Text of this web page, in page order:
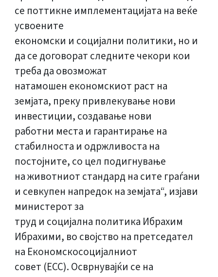
се поттикне имплементацијата на веќе
усвоените
економски и социјални политики, но и
да се договорат следните чекори кои
треба да овозможат
натамошен економскиот раст на
земјата, преку привлекување нови
инвестиции, создавање нови
работни места и гарантирање на
стабилноста и одржливоста на
постојните, со цел подигнување
на животниот стандард на сите граѓани
и севкупен напредок на земјата“, изјави
министерот за
труд и социјална политика Ибрахим
Ибрахими, во својство на претседател
на Економскосоцијалниот
совет (ЕСС). Осврнувајќи се на